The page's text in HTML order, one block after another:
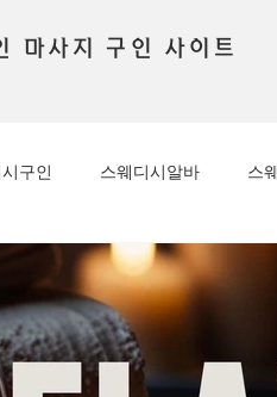
마사지 구인 사이트
구인 스웨디시알바 스
테라피관리사 아로마구인
흥꿀알바 유흥알바 밤알